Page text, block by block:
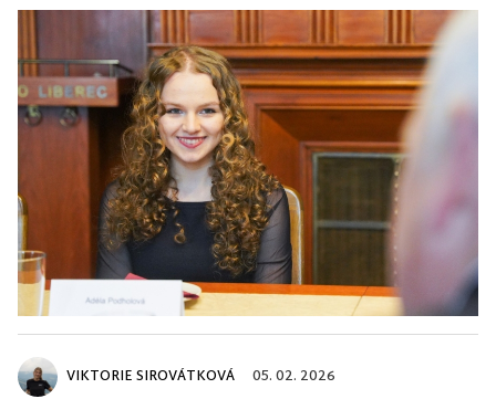
VIKTORIE SIROVÁTKOVÁ 05. 02. 2026